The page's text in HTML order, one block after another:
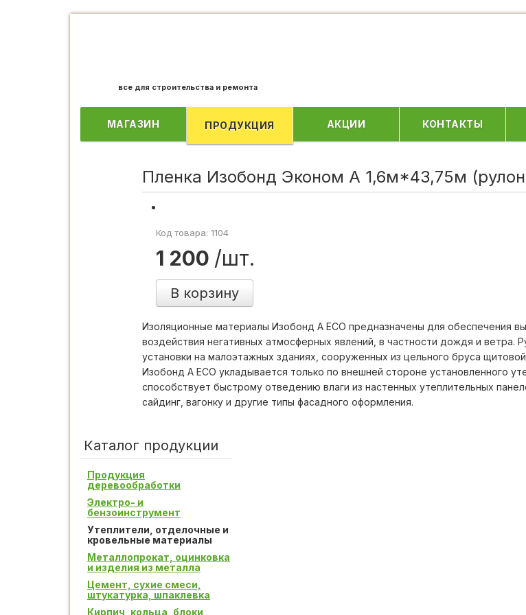
все для строительства и ремонта
МАГАЗИН ПРОДУКЦИЯ АКЦИИ КОНТАКТЫ
Пленка Изобонд Эконом А 1,6м*43,75м
Код товара: 1104
1 200 /шт.
В корзину
Изоляционные материалы Изобонд A ECO предназначены для обеспечения
воздействия негативных атмосферных явлений, в частности дождя и ветра.
установки на малоэтажных зданиях, сооруженных из цельного бруса
Изобонд A ECO укладывается только по внешней стороне установленного
способствует быстрому отведению влаги из настенных утеплительных
сайдинг, вагонку и другие типы фасадного оформления.
Каталог продукции
Продукция
деревообработки
Электро- и
бензоинструмент
Утеплители, отделочные и
кровельные материалы
Металлопрокат, оцинковка
и изделия из металла
Цемент, сухие смеси,
штукатурка, шпаклевка
Кирпич, кольца, блоки,